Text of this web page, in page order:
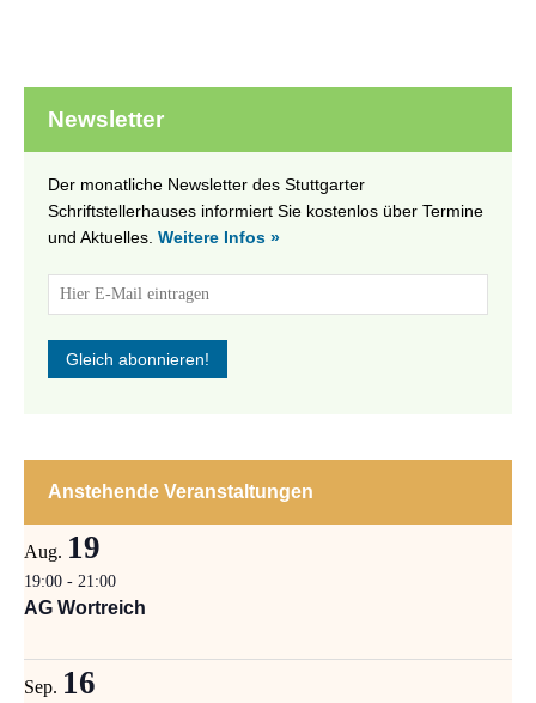
Newsletter
Der monatliche Newsletter des Stuttgarter
Schriftstellerhauses informiert Sie kostenlos über Termine
und Aktuelles. Weitere Infos »
Anstehende Veranstaltungen
Aug. 19
19:00 - 21:00
AG Wortreich
Sep. 16